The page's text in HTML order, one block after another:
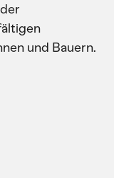
und Bauern.